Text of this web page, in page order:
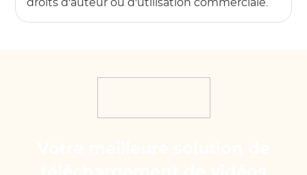
droits d'auteur ou d'utilisation commerciale.